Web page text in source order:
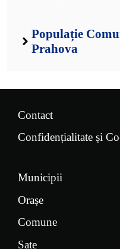
Populație
Prahova
Contact
Confidențialitate și
Municipii
Orașe
Comune
Sate